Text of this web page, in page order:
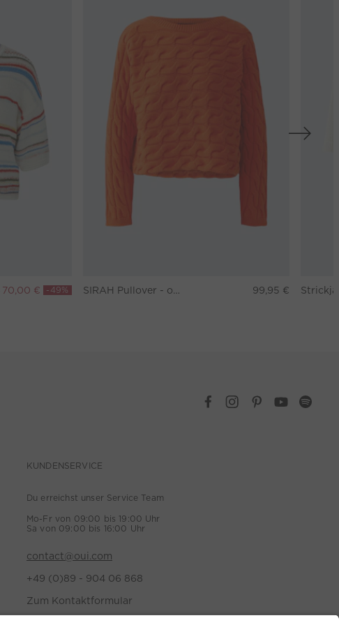
70,00 € -49% 99,95 €
KUNDENSERVICE
Du erreichst unser Service Team
Mo-Fr von 09:00 bis 19:00 Uhr
Sa von 09:00 bis 16:00 Uhr
contact@oui.com
+49 (0)89 - 904 06 868
Zum Kontaktformular